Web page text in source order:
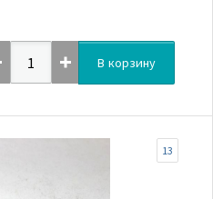
В корзину
13